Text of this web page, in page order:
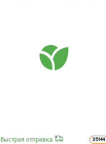
Быстрая отправка 35144